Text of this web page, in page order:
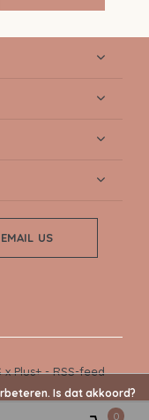
EMAIL US
xPlus+-RSS-feed
0
Is dat akkoord?